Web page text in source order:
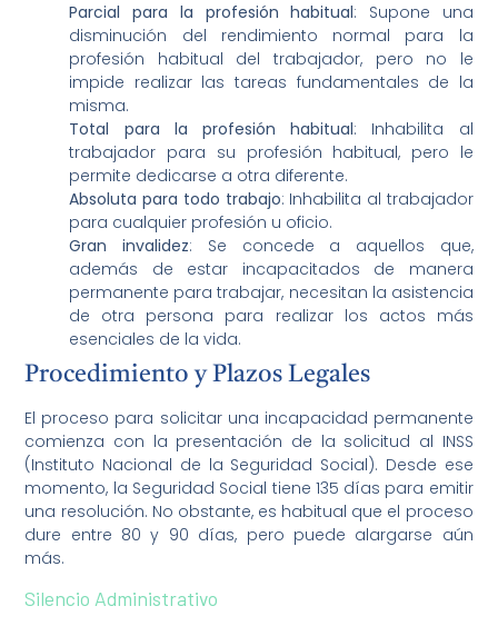
Parcial para la profesión habitual: Supone una
disminución del rendimiento normal para la
profesión habitual del trabajador, pero no le
impide realizar las tareas fundamentales de la
misma.
Total para la profesión habitual: Inhabilita al
trabajador para su profesión habitual, pero le
permite dedicarse a otra diferente.
Absoluta para todo trabajo: Inhabilita al trabajador
para cualquier profesión u oficio.
Gran invalidez: Se concede a aquellos que,
además de estar incapacitados de manera
permanente para trabajar, necesitan la asistencia
de otra persona para realizar los actos más
esenciales de la vida.
Procedimiento y Plazos Legales
El proceso para solicitar una incapacidad permanente
comienza con la presentación de la solicitud al INSS
(Instituto Nacional de la Seguridad Social). Desde ese
momento, la Seguridad Social tiene 135 días para emitir
una resolución. No obstante, es habitual que el proceso
dure entre 80 y 90 días, pero puede alargarse aún
más.
Silencio Administrativo